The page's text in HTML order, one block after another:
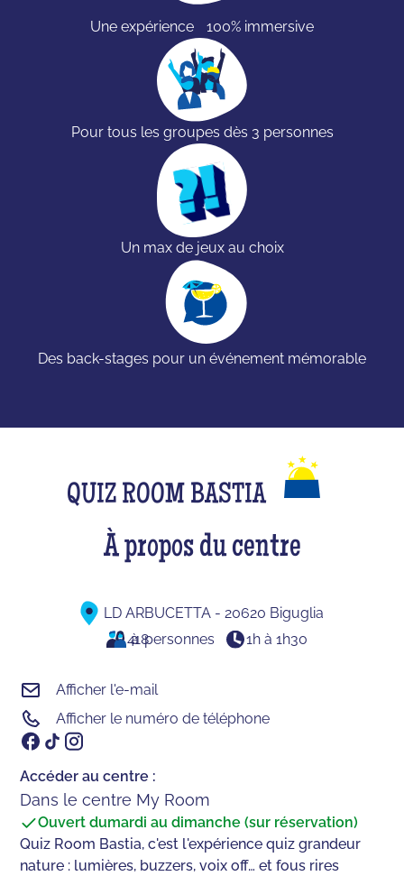
Une expérience 100% immersive
Pour tous les groupes dès 3 personnes
Un max de jeux au choix
Des back-stages pour un événement mémorable
QUIZ ROOM BASTIA
À propos du centre
LD ARBUCETTA - 20620 Biguglia
4à18personnes 1h à 1h30
Afficher l'e-mail
Afficher le numéro de téléphone
Accéder au centre :
Dans le centre My Room
Ouvert dumardi au dimanche (sur réservation)
Quiz Room Bastia, c'est l'expérience quiz grandeur
nature : lumières, buzzers, voix off… et fous rires